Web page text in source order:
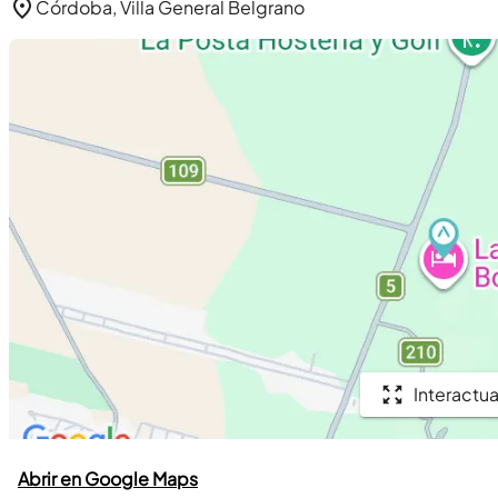
Córdoba, Villa General Belgrano
Abrir en Google Maps